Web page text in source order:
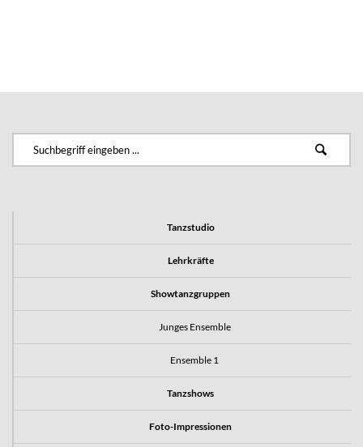
Tanzstudio
Lehrkräfte
Showtanzgruppen
Junges Ensemble
Ensemble 1
Tanzshows
Foto-Impressionen